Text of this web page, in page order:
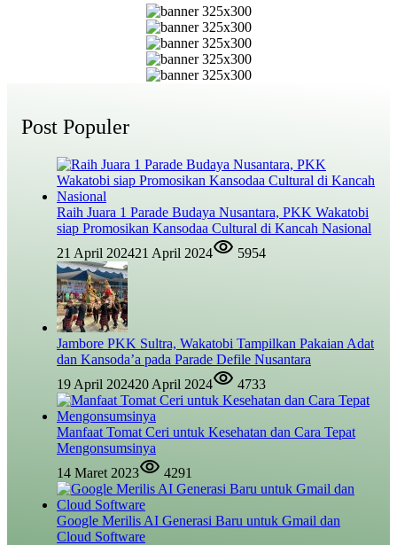
Post Populer
Raih Juara 1 Parade Budaya Nusantara, PKK Wakatobi
siap Promosikan Kansodaa Cultural di Kancah Nasional
21 April 202421 April 2024 5954
Jambore PKK Sultra, Wakatobi Tampilkan Pakaian Adat
dan Kansoda’a pada Parade Defile Nusantara
19 April 202420 April 2024 4733
Manfaat Tomat Ceri untuk Kesehatan dan Cara Tepat
Mengonsumsinya
14 Maret 2023
4291
Google Merilis AI Generasi Baru untuk Gmail dan
Cloud Software